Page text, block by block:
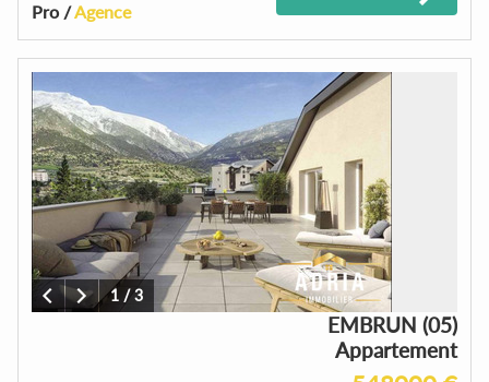
Pro /Agence
1 /3
EMBRUN (05)
Appartement